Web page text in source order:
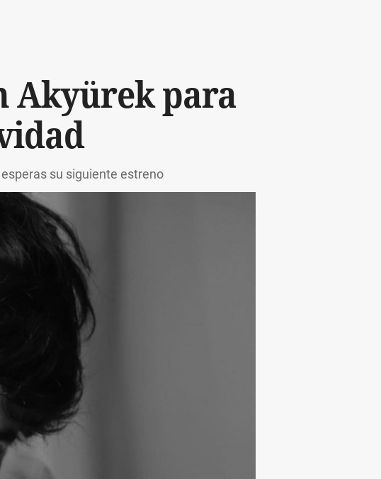
Akyürek para
su siguiente estreno